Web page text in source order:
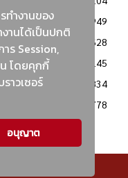
ทำงานของ
งานได้เป็นปกติ
ร Session,
โดยคุกกี้
าวเซอร์
อนุญาต
1949
ง
1628
1145
834
778